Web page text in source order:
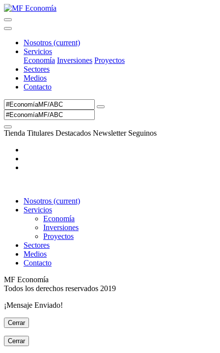
Nosotros (current)
Servicios
Economía Inversiones Proyectos
Sectores
Medios
Contacto
Tienda Titulares Destacados Newsletter Seguinos
Nosotros (current)
Servicios
Economía
Inversiones
Proyectos
Sectores
Medios
Contacto
MF Economía
Todos los derechos reservados 2019
¡Mensaje Enviado!
Cerrar
Cerrar